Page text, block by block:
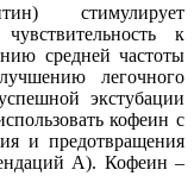
стимулирует
к
средней частоты
легочного
экстубации
кофеин с
и предотвращения
А). Кофеин –